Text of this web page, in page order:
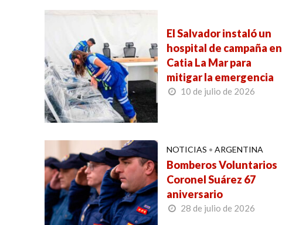
El Salvador instaló un
hospital de campaña en
Catia La Mar para
mitigar la emergencia
10 de julio de 2026
NOTICIAS • ARGENTINA
Bomberos Voluntarios
Coronel Suárez 67
aniversario
28 de julio de 2026